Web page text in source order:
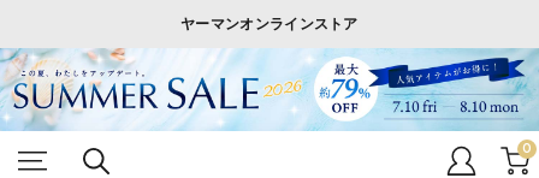
ヤーマンオンラインストア
0